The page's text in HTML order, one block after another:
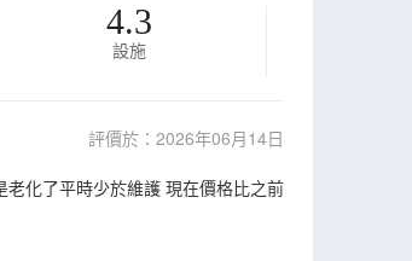
4.3
設施
評價於：2026年06月14日
化了平時少於維護 現在價格比之前